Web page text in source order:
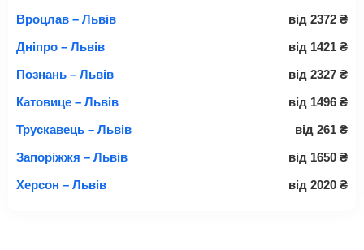
Вроцлав – Львів
від 2372 ₴
Дніпро – Львів
від 1421 ₴
Познань – Львів
від 2327 ₴
Катовице – Львів
від 1496 ₴
Трускавець – Львів
від 261 ₴
Запоріжжя – Львів
від 1650 ₴
Херсон – Львів
від 2020 ₴